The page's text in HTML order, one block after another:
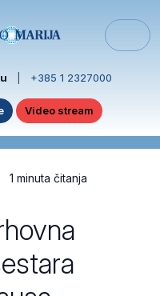
+385 1 2327000
Video stream
1 minuta čitanja